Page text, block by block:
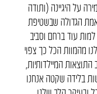
על היגיינה (ותודה
הגדולה שבשטיפת
למות עוד ברחם וסביב
מהמוות הכל כך צפוי
המיילדותיות,
בלידה שקטה אנחנו